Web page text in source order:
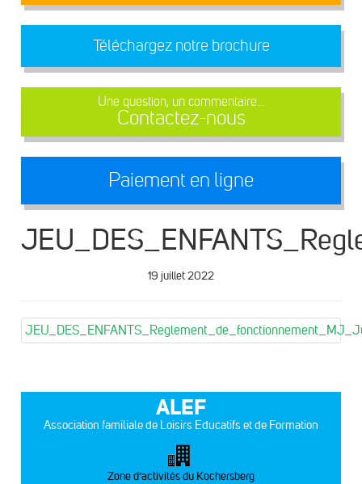
Téléchargez notre brochure
Une question, un commentaire...
Contactez-nous
Paiement en ligne
19 juillet 2022
ALEF
Association familiale de Loisirs Educatifs et de Formation
Zone d’activités du Kochersberg